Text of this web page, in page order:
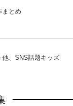
とめ
他、SNS話題キッズ